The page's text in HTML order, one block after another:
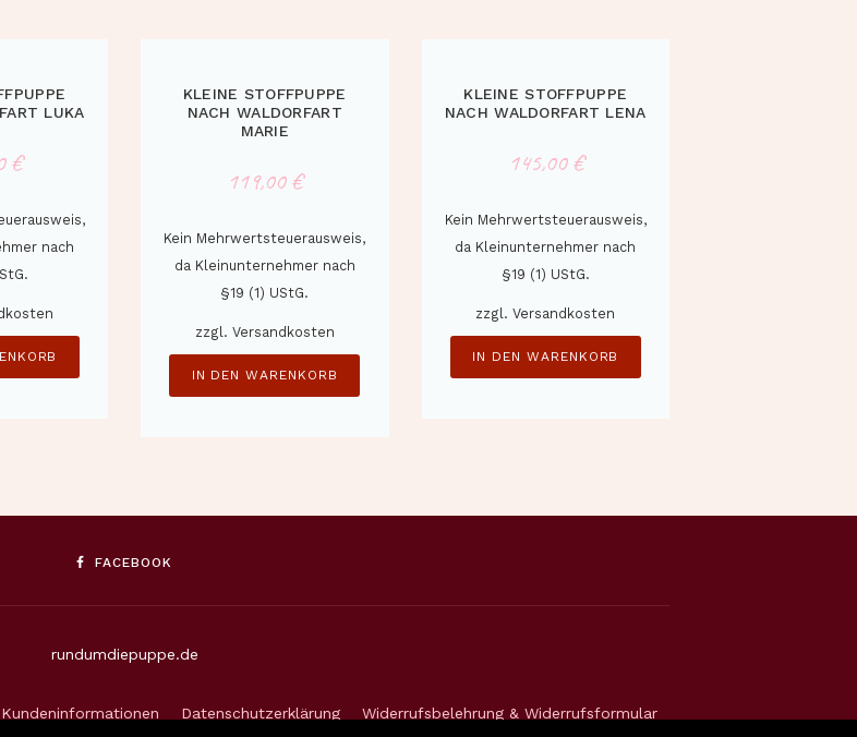
LUKA
€
nach
KLEINE STOFFPUPPE
NACH WALDORFART
MARIE
119,00€
Kein Mehrwertsteuerausweis,
da Kleinunternehmer nach
§19 (1) UStG.
zzgl. Versandkosten
IN DEN WARENKORB
KLEINE STOFFPUPPE
NACH WALDORFART LENA
145,00€
Kein Mehrwertsteuerausweis,
da Kleinunternehmer nach
§19 (1) UStG.
zzgl.Versandkosten
IN DEN WARENKORB
FACEBOOK
rundumdiepuppe.de
Datenschutzerklärung Widerrufsbelehrung & Widerrufsformular